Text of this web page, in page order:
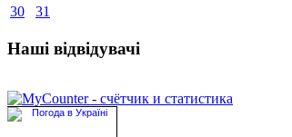
30
31
Наші відвідувачі